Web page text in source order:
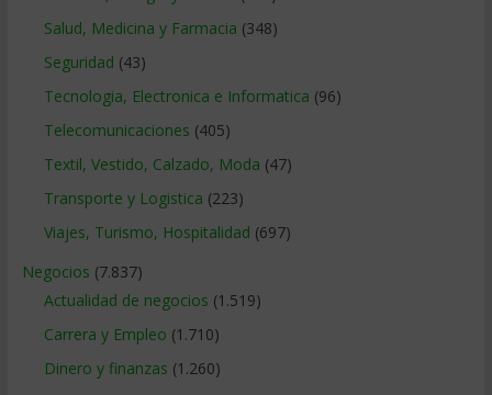
Salud, Medicina y Farmacia (348)
Seguridad (43)
Tecnologia, Electronica e Informatica (96)
Telecomunicaciones (405)
Textil, Vestido, Calzado, Moda (47)
Transporte y Logistica (223)
Viajes, Turismo, Hospitalidad (697)
Negocios (7.837)
Actualidad de negocios (1.519)
Carrera y Empleo (1.710)
Dinero y finanzas (1.260)